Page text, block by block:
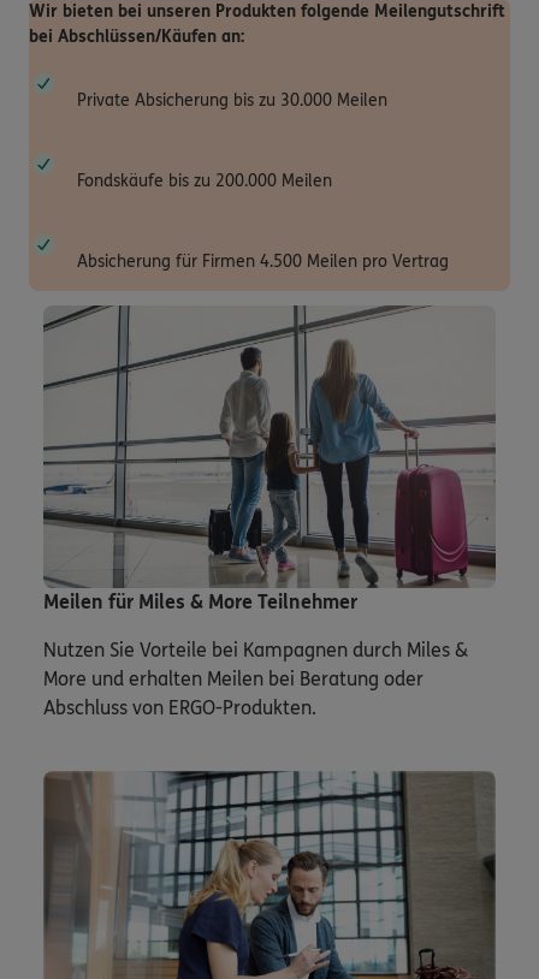
Wir bieten bei unseren Produkten folgende Meilengutschrift
bei Abschlüssen/Käufen an:
Private Absicherung bis zu 30.000 Meilen
Fondskäufe bis zu 200.000 Meilen
Absicherung für Firmen 4.500 Meilen pro Vertrag
Meilen für Miles & More Teilnehmer
Nutzen Sie Vorteile bei Kampagnen durch Miles &
More und erhalten Meilen bei Beratung oder
Abschluss von ERGO-Produkten.